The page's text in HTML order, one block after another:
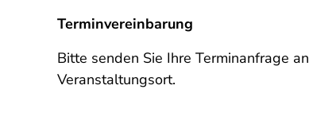
Terminvereinbarung
Bitte senden Sie Ihre Terminanfrage an
Veranstaltungsort.